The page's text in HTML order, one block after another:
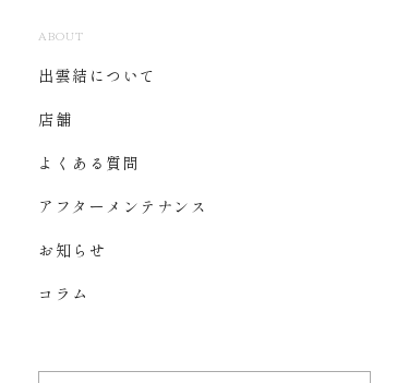
ABOUT
出雲結について
店舗
よくある質問
アフターメンテナンス
お知らせ
コラム